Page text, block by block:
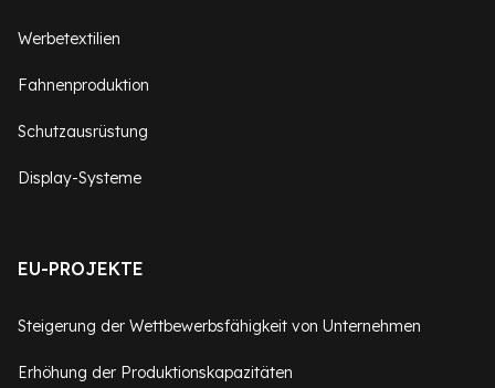
Werbetextilien
Fahnenproduktion
Schutzausrüstung
Display-Systeme
EU-PROJEKTE
Steigerung der Wettbewerbsfähigkeit von Unternehmen
Erhöhung der Produktionskapazitäten